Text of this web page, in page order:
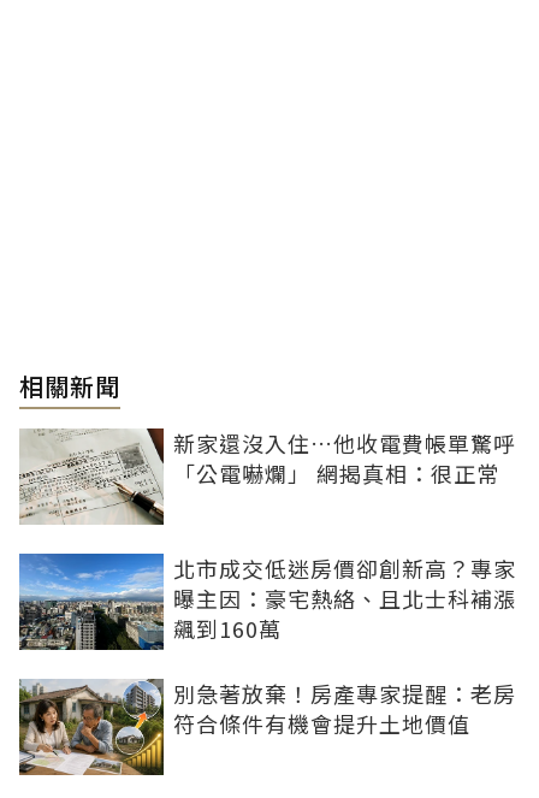
相關新聞
新家還沒入住…他收電費帳單驚呼
「公電嚇爛」 網揭真相：很正常
北市成交低迷房價卻創新高？專家
曝主因：豪宅熱絡、且北士科補漲
飆到160萬
別急著放棄！房產專家提醒：老房
符合條件有機會提升土地價值